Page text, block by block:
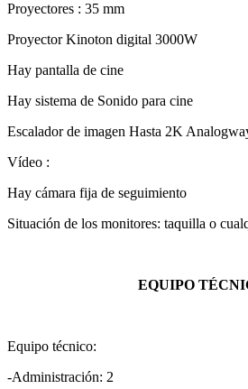
Proyectores : 35 mm
Proyector Kinoton digital 3000W
Hay pantalla de cine
Hay sistema de Sonido para cine
Escalador de imagen Hasta 2K
Vídeo :
Hay cámara fija de seguimiento
Situación de los monitores: taquilla o
EQUIPO
Equipo técnico:
-Administración: 2